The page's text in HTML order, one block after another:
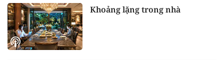
Khoảng lặng trong nhà